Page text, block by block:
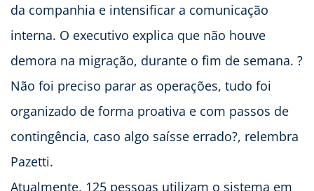
da companhia e intensificar a comunicação
interna. O executivo explica que não houve
demora na migração, durante o fim de semana. ?
Não foi preciso parar as operações, tudo foi
organizado de forma proativa e com passos de
contingência, caso algo saísse errado?, relembra
Pazetti.
Atualmente, 125 pessoas utilizam o sistema em